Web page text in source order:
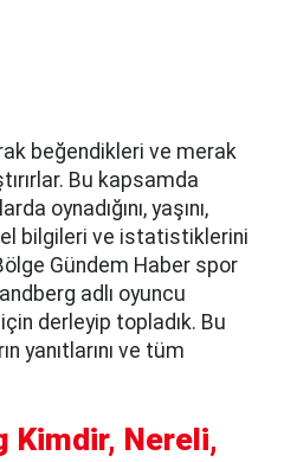
beğendikleri ve merak
Bu kapsamda
oynadığını, yaşını,
bilgileri ve istatistiklerini
Gündem Haber spor
adlı oyuncu
derleyip topladık. Bu
yanıtlarını ve tüm
Kimdir, Nereli,